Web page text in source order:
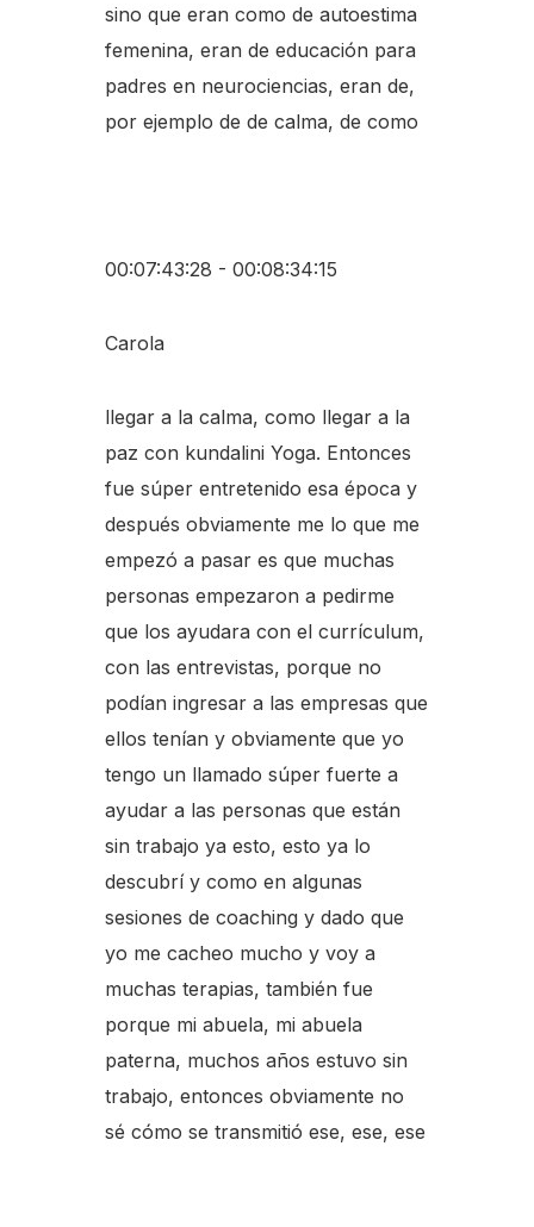
sino que eran como de autoestima
femenina, eran de educación para
padres en neurociencias, eran de,
por ejemplo de de calma, de como
00:07:43:28 - 00:08:34:15
Carola
llegar a la calma, como llegar a la
paz con kundalini Yoga. Entonces
fue súper entretenido esa época y
después obviamente me lo que me
empezó a pasar es que muchas
personas empezaron a pedirme
que los ayudara con el currículum,
con las entrevistas, porque no
podían ingresar a las empresas que
ellos tenían y obviamente que yo
tengo un llamado súper fuerte a
ayudar a las personas que están
sin trabajo ya esto, esto ya lo
descubrí y como en algunas
sesiones de coaching y dado que
yo me cacheo mucho y voy a
muchas terapias, también fue
porque mi abuela, mi abuela
paterna, muchos años estuvo sin
trabajo, entonces obviamente no
sé cómo se transmitió ese, ese, ese